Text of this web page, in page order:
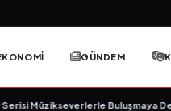
GÜNDEM
Müzikseverlerle Buluşmaya